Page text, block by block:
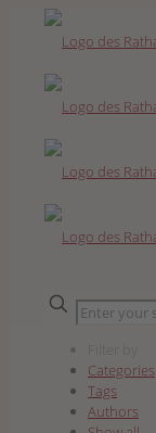
Categories
Tags
Authors